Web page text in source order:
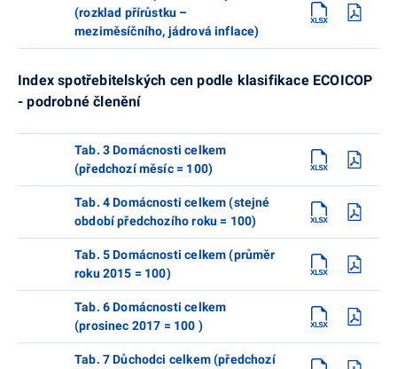
(rozklad přírůstku –
meziměsíčního, jádrová inflace)
Index spotřebitelských cen podle klasifikace ECOICOP
- podrobné členění
Tab. 3 Domácnosti celkem
(předchozí měsíc = 100)
Tab. 4 Domácnosti celkem (stejné
období předchozího roku = 100)
Tab. 5 Domácnosti celkem (průměr
roku 2015 = 100)
Tab. 6 Domácnosti celkem
(prosinec 2017 = 100 )
Tab. 7 Důchodci celkem (předchozí